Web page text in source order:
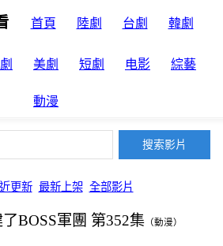
首頁 陸劇 台劇 韓劇
美劇 短劇 电影 綜藝
動漫
更新 最新上架 全部影片
BOSS軍團 第352集 （動漫）